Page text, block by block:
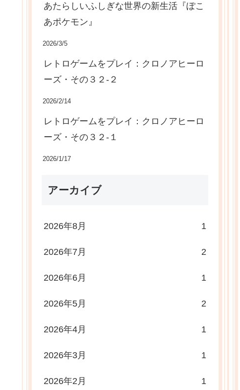
あたらしいふしぎな世界の新生活『ぽこ
あポケモン』
2026/3/5
レトロゲームをプレイ：クロノアヒーロ
ーズ・その３２-２
2026/2/14
レトロゲームをプレイ：クロノアヒーロ
ーズ・その３２-１
2026/1/17
アーカイブ
2026年8月 1
2026年7月 2
2026年6月 1
2026年5月 2
2026年4月 1
2026年3月 1
2026年2月 1